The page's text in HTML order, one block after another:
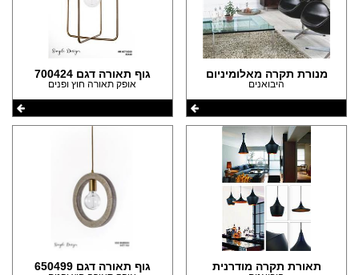
מנורת תקרה מאלומיניום
היבואנים
גוף תאורה דגם 700424
אופק תאורה חוץ ופנים
תאורת תקרה מודרנית גוף תאורה דגם 650499